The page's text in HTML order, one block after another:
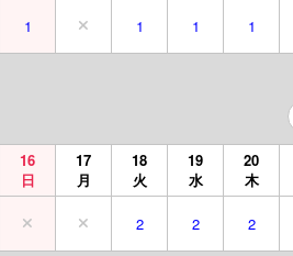
1 1 1 1
16
日
17
月
18
火
19
水
20
木
2 2 2